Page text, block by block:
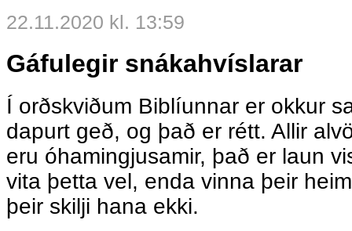
22.11.2020 kl. 13:59
Gáfulegir snákahvíslarar
Í orðskviðum Biblíunnar er okkur
dapurt geð, og það er rétt. Allir
eru óhamingjusamir, það er laun
vita þetta vel, enda vinna þeir
þeir skilji hana ekki.